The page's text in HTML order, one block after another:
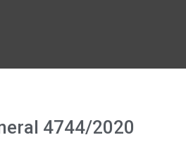
4744/2020